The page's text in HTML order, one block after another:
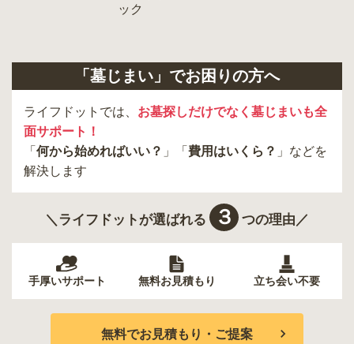
「墓じまい」でお困りの方へ
ライフドットでは、 お墓探しだけでなく墓じまいも全
面サポート！
「 何から始めればいい？ 」「 費用はいくら？ 」などを
解決します
＼ライフドットが選ばれる ３ つの理由／
手厚いサポート 無料お見積もり 立ち会い不要
無料でお見積もり・ご提案